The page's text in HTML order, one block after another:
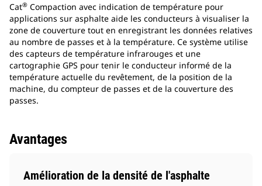
Cat® Compaction avec indication de température pour
applications sur asphalte aide les conducteurs à visualiser la
zone de couverture tout en enregistrant les données relatives
au nombre de passes et à la température. Ce système utilise
des capteurs de température infrarouges et une
cartographie GPS pour tenir le conducteur informé de la
température actuelle du revêtement, de la position de la
machine, du compteur de passes et de la couverture des
passes.
Avantages
Amélioration de la densité de l'asphalte